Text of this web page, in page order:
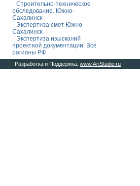
Строительно-техническое
обследование. Южно-
Сахалинск
Экспертиза смет Южно-
Сахалинск
Экспертиза изысканий
проектной документации. Все
рагионы РФ
Разработка и Поддержка: www.ArtStudio.ru